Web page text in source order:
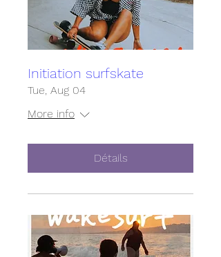
Initiation surfskate
Tue, Aug 04
More info
Détails